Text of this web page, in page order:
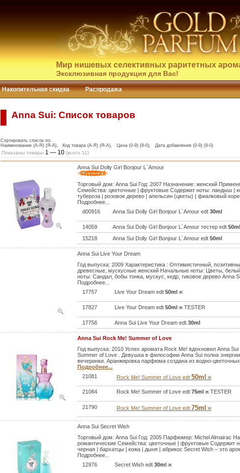
Мир нишевых селективных раритетных
Эксклюзивная продукция для Вас!
Накопительная скидка Распродажа
Anna Sui: Список товаров
Сортировать список по:
Наименование (А-Я) (Я-А), Код товара (А-Я) (Я-А), Цена (0-9) (9-0), Дата добавления (0-9) (9-0)
Показаны товары 1 — 10 (всего 11)
Anna Sui Dolly Girl Bonjour L`Amour
Торговый дом: Anna Sui Год: 2007 Назначение: женский
Семейства: цветочные | фруктовые Содержит ноты: ландыш |
тубероза | розовое дерево | апельсин (цветы) | фиалковый
Подробнее...
d00916
Anna Sui Dolly Girl Bonjour L`Amour edt 30ml
14059 Anna Sui Dolly Girl Bonjour L`Amour тестер edt 50ml
15218
Anna Sui Dolly Girl Bonjour L`Amour edt 50ml
Anna Sui Live Your Dream
Год выпуска: 2009 Характеристика : Оптимистичный,
древесные, мускусные женский Начальные ноты: Цветы,
ноты: Сандал, бобы тонка, мускус, кедр, тиковое дерево Anna
Подробнее...
17757
Live Your Dream edt 50ml ж
17827 Live Your Dream edt 50ml ж TESTER
17756 Anna Sui Live Your Dream edt 30ml
Anna Sui Rock Me! Summer of Love
Год выпуска: 2010 Успех аромата Rock Me! вдохновил Anna
Summer of Love . Девушка в философии Anna Sui полна
вечеринки. Аранжировка парфюма создана из водно-цветочных
Подробнее...
21081
Rock Me! Summer of Love edt 50ml ж
21084 Rock Me! Summer of Love edt 75ml ж TESTER
21790 Rock Me! Summer of Love edt 75ml ж
Anna Sui Secret Wish
Торговый дом: Anna Sui Год: 2005 Парфюмер: Michel Almairac
романтические Семейства: цветочные | фруктовые Содержит
черная | бархатцы | кожа | дыня | абрикос Secret Wish – это
Подробнее...
12976
Secret Wish edt 30ml ж